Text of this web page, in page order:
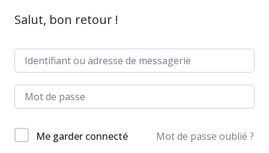
Salut, bon retour !
Me garder connecté Mot de passe oublié ?